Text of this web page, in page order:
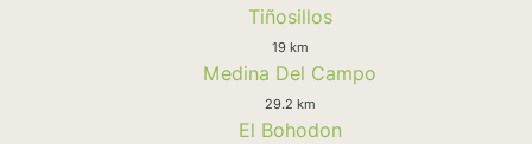
Tiñosillos
19 km
Medina Del Campo
29.2 km
El Bohodon